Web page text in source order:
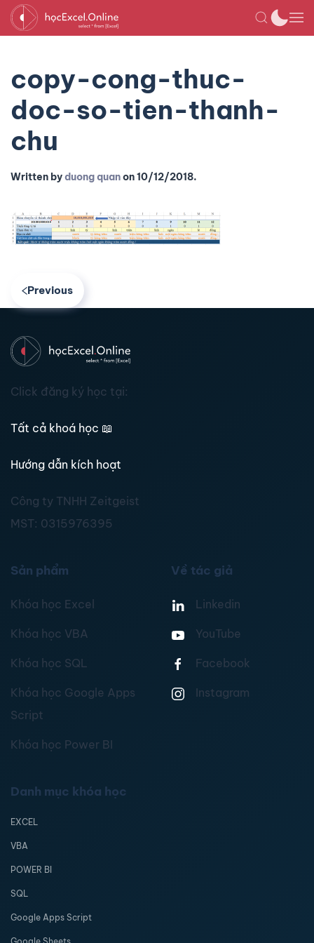
copy-cong-thuc-
doc-so-tien-thanh-
chu
Written byduong quanon10/12/2018.
Previous
Click đăng ký học tại:
Tất cả khoá học 📖
Hướng dẫn kích hoạt
Công ty TNHH Zeitgeist
MST: 0315976395
Sản phẩm
Khóa học Excel
Khóa học VBA
Khóa học SQL
Khóa học Google Apps
Script
Khóa học Power BI
Về tác giả
Linkedin
YouTube
Facebook
Instagram
Danh mục khóa học
EXCEL
VBA
POWER BI
SQL
Google Apps Script